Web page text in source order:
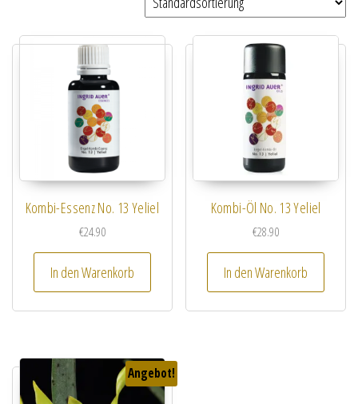
Kombi-Essenz No. 13 Yeliel
€24.90
In den Warenkorb
Kombi-Öl No. 13 Yeliel
€28.90
In den Warenkorb
Angebot!